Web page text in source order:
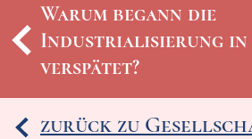
Lucys
Warum begann die
Industrialisierung in
verspätet?
zurück zu